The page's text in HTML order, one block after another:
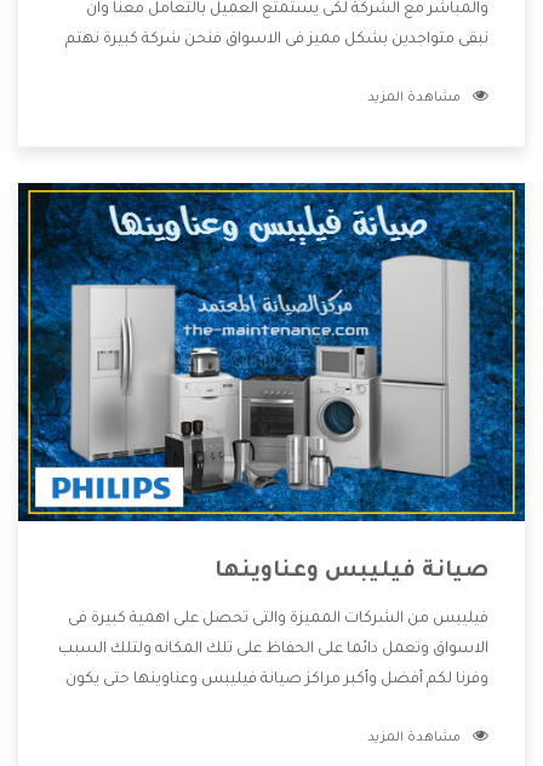
والمباشر مع الشركة لكى يستمتع العميل بالتعامل معنا وان
نبقى متواجدين بشكل مميز فى الاسواق فنحن شركة كبيرة نهتم
الشركة بها والتى تكون منها خدمة الصيانة التى تكون من أهم
وأقوى الأسعار التى تكون مناسبة لكثير من العملاء
مشاهدة المزيد
صيانة فيليبس وعناوينها
فيليبس من الشركات المميزة والتى تحصل على اهمية كبيرة فى
الاسواق وتعمل دائما على الحفاظ على تلك المكانه ولتلك السبب
وفرنا لكم أفضل وأكبر مراكز صيانة فيليبس وعناوينها حتى يكون
دون اى ازعاج كما أننا نهتم بكل ما يحتاجه المستهلك لكى نحافظ
مشاهدة المزيد